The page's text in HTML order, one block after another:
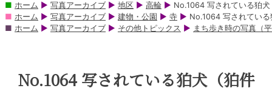
ス
キ
ホーム ▶ 写真アーカイブ ▶ 地区 ▶ 高輪 ▶ No.1064 写されている狛
ホーム ▶ 写真アーカイブ ▶ 建物・公園 ▶ 寺 ▶ No.1064 写されてい
ホーム ▶ 写真アーカイブ ▶ その他トピックス ▶ まち歩き時の写真（
No.1064 写されている狛犬（狛件